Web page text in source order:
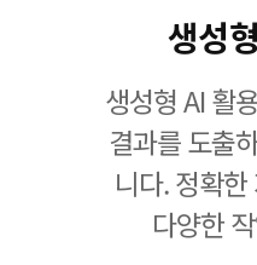
생성
생성형 AI 활
결과를 도출
니다. 정확
다양한